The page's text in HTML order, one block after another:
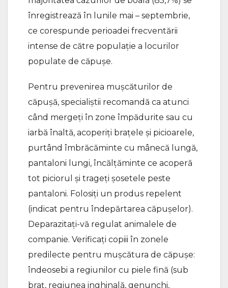
înregistrează în lunile mai – septembrie,
ce corespunde perioadei frecventării
intense de către populație a locurilor
populate de căpușe.
Pentru prevenirea mușcăturilor de
căpușă, specialiștii recomandă ca atunci
când mergeți în zone împădurite sau cu
iarbă înaltă, acoperiți brațele și picioarele,
purtând îmbrăcăminte cu mânecă lungă,
pantaloni lungi, încălțăminte ce acoperă
tot piciorul și trageți șosetele peste
pantaloni. Folosiți un produs repelent
(indicat pentru îndepărtarea căpușelor).
Deparazitați-vă regulat animalele de
companie. Verificați copiii în zonele
predilecte pentru mușcătura de căpușe:
îndeosebi a regiunilor cu piele fină (sub
braț, regiunea inghinală, genunchi,